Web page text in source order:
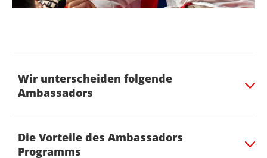
Wir unterscheiden folgende
Ambassadors
Die Vorteile des Ambassadors
Programms